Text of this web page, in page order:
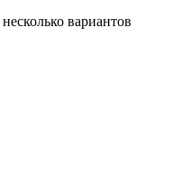
вариантов